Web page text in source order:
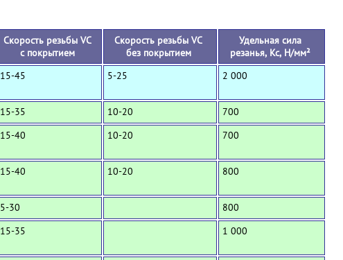
Скорость резьбы VC
с покрытием
Скорость резьбы VC
без покрытием
Удельная сила
резанья, Кс, Н/мм²
15-45 5-25 2 000
15-35 10-20
700
15-40 10-20 700
15-40 10-20 800
5-30
800
15-35 1 000